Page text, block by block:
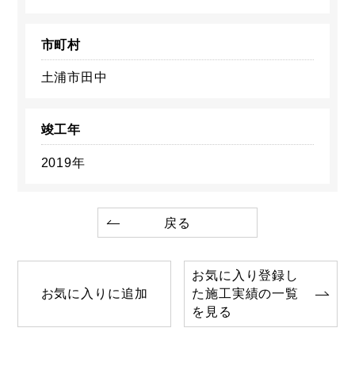
市町村
土浦市田中
竣工年
2019年
戻る
お気に入りに追加
お気に入り登録し
た施工実績の一覧
を見る